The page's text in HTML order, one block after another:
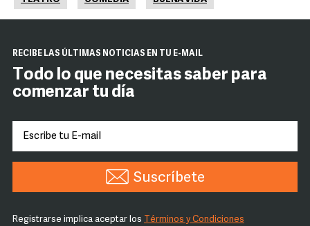
RECIBE LAS ÚLTIMAS NOTICIAS EN TU E-MAIL
Todo lo que necesitas saber para
comenzar tu día
Suscríbete
Registrarse implica aceptar los Términos y Condiciones